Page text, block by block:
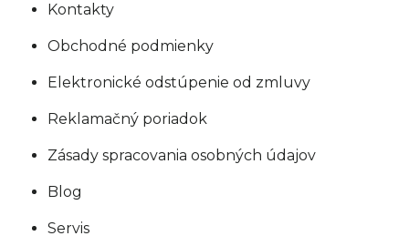
Kontakty
Obchodné podmienky
Elektronické odstúpenie od zmluvy
Reklamačný poriadok
Zásady spracovania osobných údajov
Blog
Servis